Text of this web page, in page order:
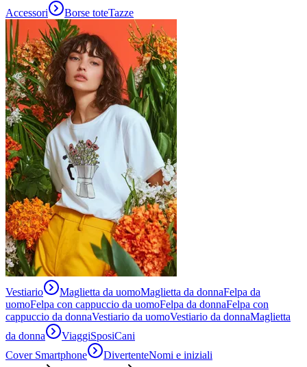
Accessori Borse toteTazze
Vestiario Maglietta da uomoMaglietta da donnaFelpa da
uomoFelpa con cappuccio da uomoFelpa da donnaFelpa con
cappuccio da donnaVestiario da uomoVestiario da donnaMaglietta
da donna
ViaggiSposiCani
Cover Smartphone
DivertenteNomi e iniziali